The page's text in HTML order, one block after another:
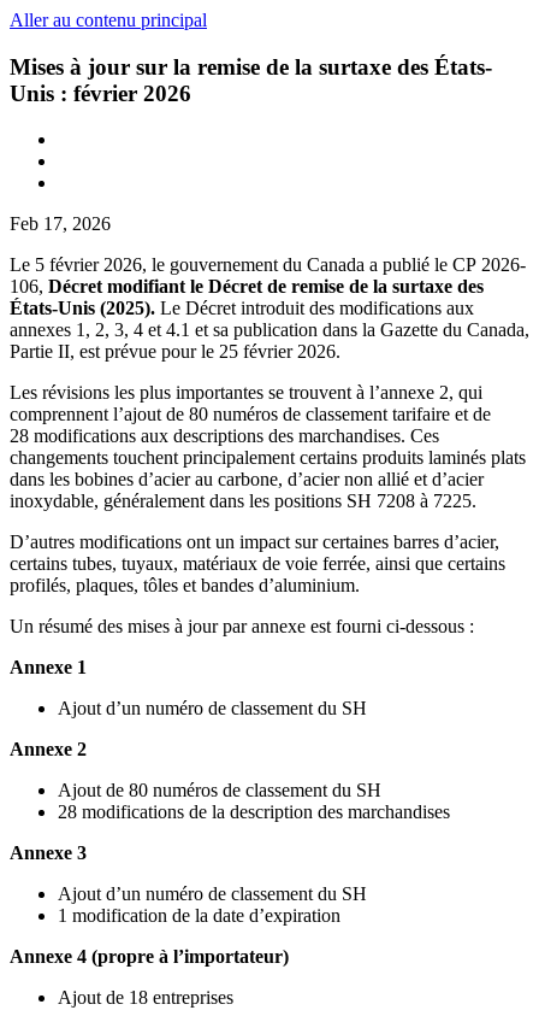
Aller au contenu principal
Mises à jour sur la remise de la surtaxe des États-
Unis : février 2026
Feb 17, 2026
Le 5 février 2026, le gouvernement du Canada a publié le CP 2026-
106, Décret modifiant le Décret de remise de la surtaxe des
États-Unis (2025). Le Décret introduit des modifications aux
annexes 1, 2, 3, 4 et 4.1 et sa publication dans la Gazette du Canada,
Partie II, est prévue pour le 25 février 2026.
Les révisions les plus importantes se trouvent à l’annexe 2, qui
comprennent l’ajout de 80 numéros de classement tarifaire et de
28 modifications aux descriptions des marchandises. Ces
changements touchent principalement certains produits laminés plats
dans les bobines d’acier au carbone, d’acier non allié et d’acier
inoxydable, généralement dans les positions SH 7208 à 7225.
D’autres modifications ont un impact sur certaines barres d’acier,
certains tubes, tuyaux, matériaux de voie ferrée, ainsi que certains
profilés, plaques, tôles et bandes d’aluminium.
Un résumé des mises à jour par annexe est fourni ci-dessous :
Annexe 1
Ajout d’un numéro de classement du SH
Annexe 2
Ajout de 80 numéros de classement du SH
28 modifications de la description des marchandises
Annexe 3
Ajout d’un numéro de classement du SH
1 modification de la date d’expiration
Annexe 4 (propre à l’importateur)
Ajout de 18 entreprises